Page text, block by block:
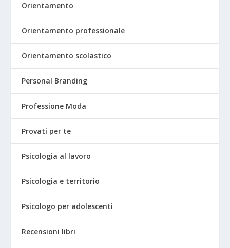
Orientamento
Orientamento professionale
Orientamento scolastico
Personal Branding
Professione Moda
Provati per te
Psicologia al lavoro
Psicologia e territorio
Psicologo per adolescenti
Recensioni libri